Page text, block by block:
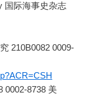
国际海事史杂志
210B0082 0009-
0002-8738 美